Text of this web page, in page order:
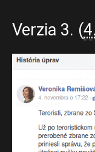
Verzia 3. (